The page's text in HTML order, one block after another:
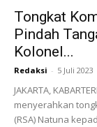
Tongkat
Pindah
Kolonel...
Redaksi - 5 Juli 2023
JAKARTA,
menyerahkan
(RSA) Natuna